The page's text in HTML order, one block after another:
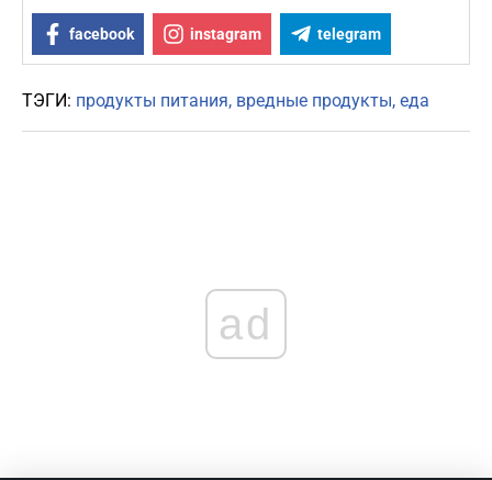
facebook instagram telegram
ТЭГИ: продукты питания вредные продукты еда
ad